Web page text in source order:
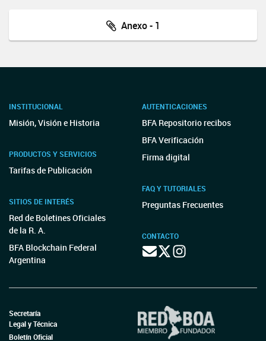
Anexo - 1
INSTITUCIONAL
Misión, Visión e Historia
PRODUCTOS Y SERVICIOS
Tarifas de Publicación
SITIOS DE INTERÉS
Red de Boletines Oficiales
de la R. A.
BFA Blockchain Federal
Argentina
AUTENTICACIONES
BFA Repositorio recibos
BFA Verificación
Firma digital
FAQ Y TUTORIALES
Preguntas Frecuentes
CONTACTO
Secretaría
Legal y Técnica
Boletín Oficial